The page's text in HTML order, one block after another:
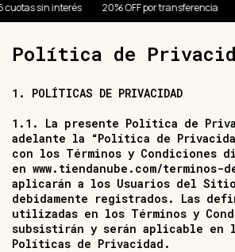
sin interés 20% OFF por transferencia 3 y 6
Política de
1. POLÍTICAS DE PRIVACIDAD
1.1. La presente Política de
adelante la “Política de
con los Términos y Condiciones
en www.tiendanube.com/terminos-
aplicarán a los Usuarios del
debidamente registrados. Las
utilizadas en los Términos y
subsistirán y serán aplicable en
Políticas de Privacidad.